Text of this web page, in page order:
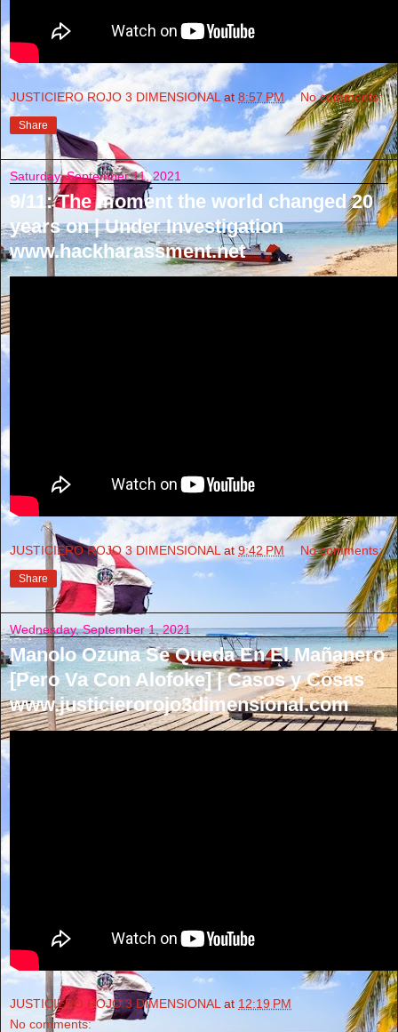
JUSTICIERO ROJO 3 DIMENSIONAL at 8:57 PM No comments:
Share
Saturday, September 11, 2021
9/11: The moment the world changed 20
years on | Under Investigation
www.hackharassment.net
JUSTICIERO ROJO 3 DIMENSIONAL at 9:42 PM No comments:
Share
Wednesday, September 1, 2021
Manolo Ozuna Se Queda En El Mañanero
[Pero Va Con Alofoke] | Casos y Cosas
www.justicierorojo3dimensional.com
JUSTICIERO ROJO 3 DIMENSIONAL at 12:19 PM
No comments: